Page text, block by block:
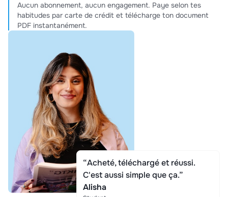
Aucun abonnement, aucun engagement. Paye selon tes
habitudes par carte de crédit et télécharge ton document
PDF instantanément.
“Acheté, téléchargé et réussi.
C'est aussi simple que ça.”
Alisha